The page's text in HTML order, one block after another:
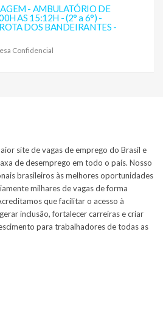
- AMBULATÓRIO DE
AS 15:12H - (2° a 6°) -
DOS BANDEIRANTES -
Confidencial
site de vagas de emprego do Brasil e
de desemprego em todo o país. Nosso
brasileiros às melhores oportunidades
milhares de vagas de forma
que facilitar o acesso à
inclusão, fortalecer carreiras e criar
para trabalhadores de todas as